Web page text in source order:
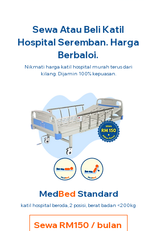
Sewa Atau Beli Katil
Hospital Seremban. Harga
Berbaloi.
Nikmati harga katil hospital murah terus dari
kilang. Dijamin 100% kepuasan.
MedBed Standard
katil hospital beroda, 2 posisi, berat badan <200kg
Sewa RM150 / bulan